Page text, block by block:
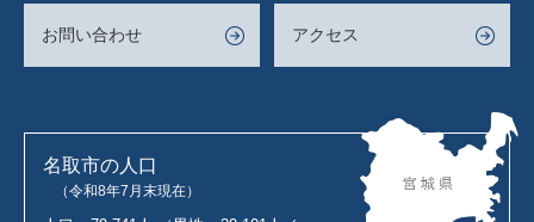
お問い合わせ アクセス
名取市の人口
（令和8年7月末現在）